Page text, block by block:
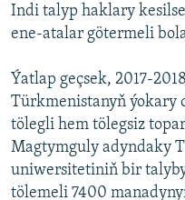
Indi talyp haklary
ene-atalar götermeli
Ýatlap geçsek, 2017-
Türkmenistanyň ýokary
tölegli hem tölegsiz
Magtymguly adyndaky
uniwersitetiniň bir
tölemeli 7400